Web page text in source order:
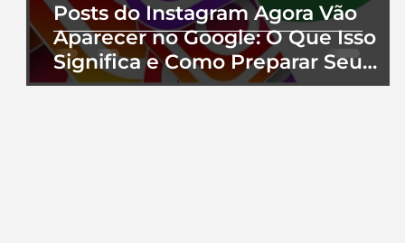
Posts do Instagram Agora Vão
Aparecer no Google: O Que Isso
Significa e Como Preparar Seu
Perfil